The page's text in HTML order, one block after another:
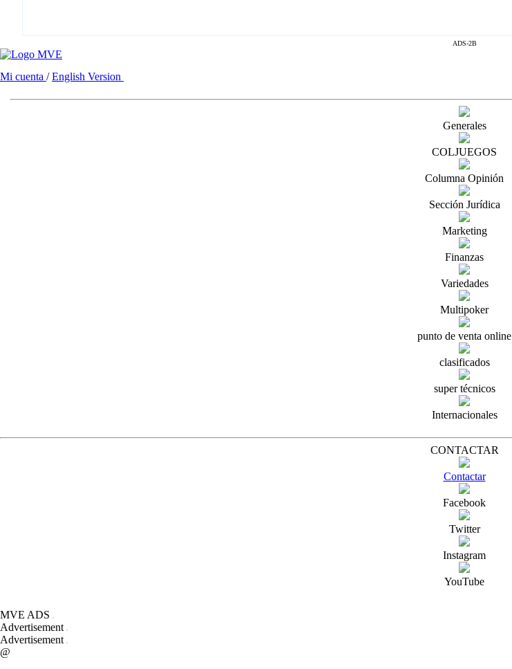
ADS-2B
Mi cuenta /English Version
Generales
COLJUEGOS
Columna Opinión
Sección Jurídica
Marketing
Finanzas
Variedades
Multipoker
punto de venta online
clasificados
super técnicos
Internacionales
CONTACTAR
Contactar
Facebook
Twitter
Instagram
YouTube
MVE ADS
Advertisement
Advertisement
@